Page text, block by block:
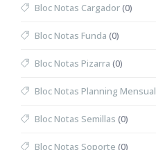
Bloc Notas Cargador(0)
Bloc Notas Funda (0)
Bloc Notas Pizarra (0)
Bloc Notas Planning Mensual
Bloc Notas Semillas (0)
Bloc Notas Soporte (0)